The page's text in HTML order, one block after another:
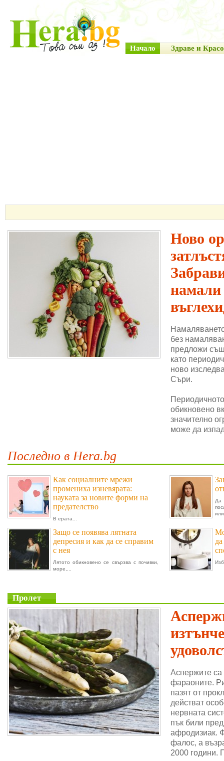
Начало Здраве и
Ново
намали
без
предложи
като
ново
Съри.
обикновено
значително
може да
Последно в Hera.bg
Как социалните мрежи
промениха изневярата:
науката за новите форми на
предателство
В ерата...
Да
Защо се появява лятната
депресия и как да се справим
с нея
Лятото обикновено се свързва с почивки,
море,...
Пролет
Аспержите
фараоните.
пазят от
действат
нервната
пък били
афродизиак.
фалос, а
2000 години.